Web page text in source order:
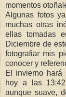
momentos
Algunas fotos
muchas otras
ellas tomadas
Diciembre de
fotografiar mis
conocer y
El invierno hará
hoy a las
aunque suave,